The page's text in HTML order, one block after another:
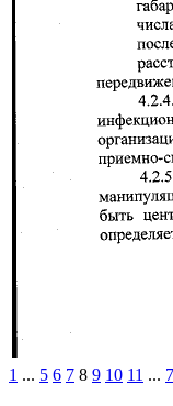
1 ... 5 6 7 8 9 10 11 ...